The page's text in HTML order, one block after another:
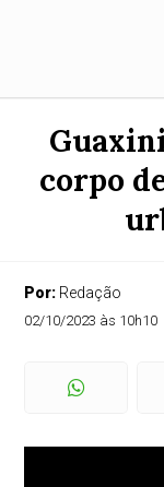
corpo
Por: Redação
02/10/2023 às 10h10